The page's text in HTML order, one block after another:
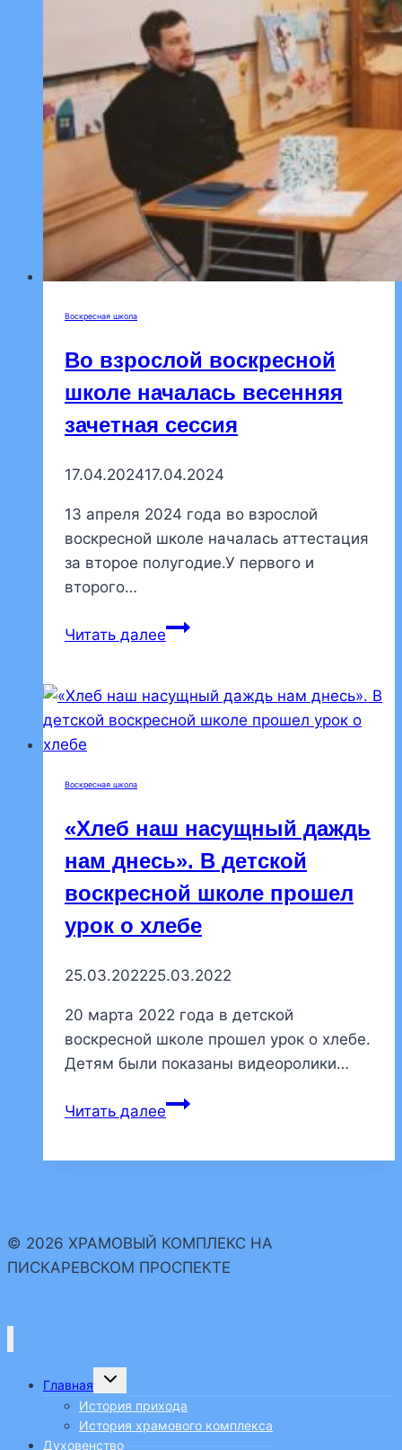
Воскресная школа
Во взрослой воскресной
школе началась весенняя
зачетная сессия
17.04.202417.04.2024
13 апреля 2024 года во взрослой
воскресной школе началась аттестация
за второе полугодие.У первого и
второго…
Читать далееВо
школе
началась
Воскресная школа
«Хлеб наш насущный даждь
нам днесь». В детской
воскресной школе прошел
урок о хлебе
25.03.202225.03.2022
20 марта 2022 года в детской
воскресной школе прошел урок о хлебе.
Детям были показаны видеоролики…
Читать далее«Хлеб
В
детской
хлебе
© 2026 ХРАМОВЫЙ КОМПЛЕКС НА
ПИСКАРЕВСКОМ ПРОСПЕКТЕ
Главная
Переключить
меню
История прихода
История храмового комплекса
Духовенство